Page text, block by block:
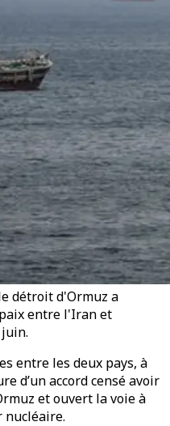
détroit d'Ormuz a
entre l'Iran et
entre les deux pays, à
d’un accord censé avoir
et ouvert la voie à
nucléaire.